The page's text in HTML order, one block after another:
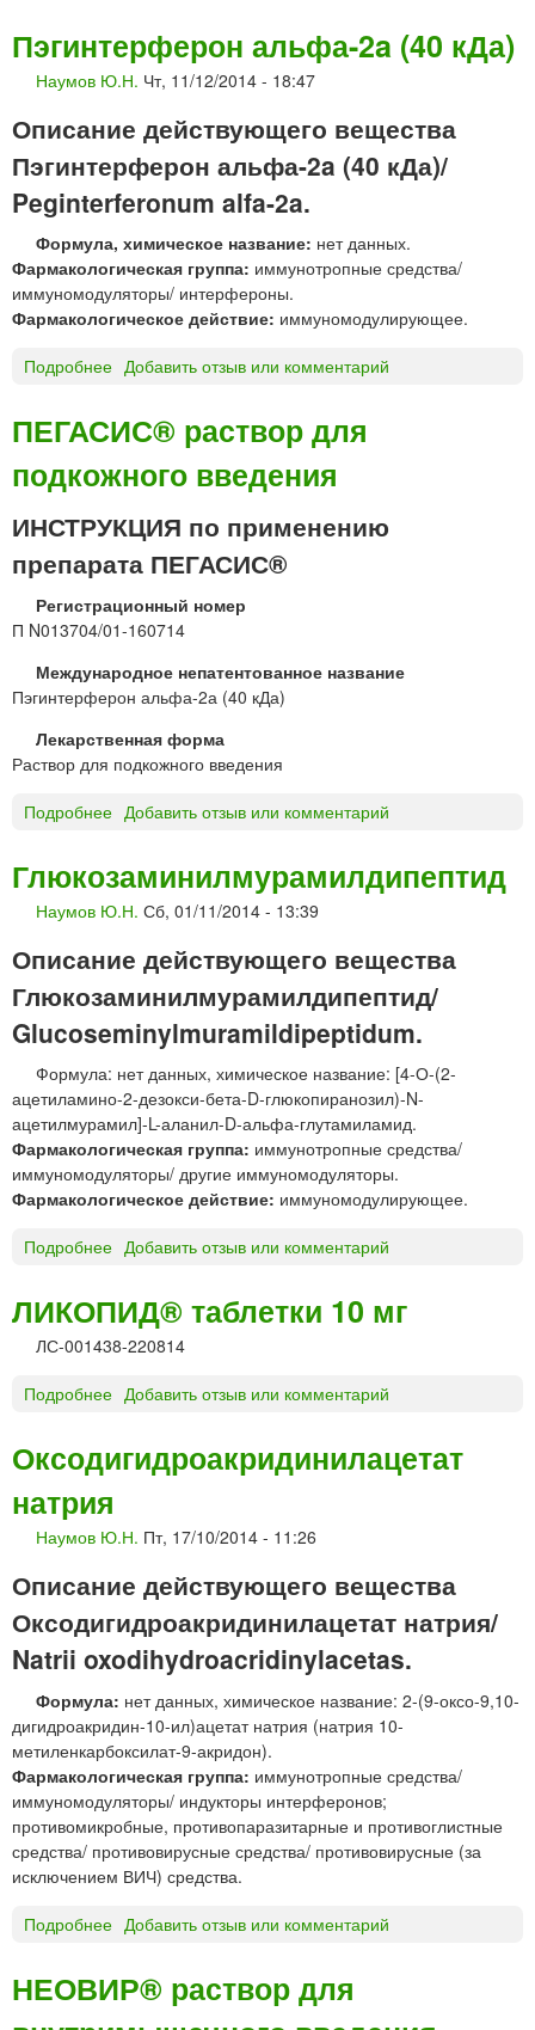
Пэгинтерферон альфа-2a (40 кДа)
Наумов Ю.Н. Чт, 11/12/2014 - 18:47
Описание действующего вещества
Пэгинтерферон альфа-2a (40 кДа)/
Peginterferonum alfa-2a.
Формула, химическое название: нет данных.
Фармакологическая группа: иммунотропные средства/
иммуномодуляторы/ интерфероны.
Фармакологическое действие: иммуномодулирующее.
Подробнее
э
г
и
н
т
е
р
е
р
о
н
л
ь
2
a
(
0
к
а
Добавить отзыв или комментарий
ПЕГАСИС® раствор для
подкожного введения
ИНСТРУКЦИЯ по применению
препарата ПЕГАСИС®
Регистрационный номер
П N013704/01-160714
Международное непатентованное название
Пэгинтерферон альфа-2а (40 кДа)
Лекарственная форма
Раствор для подкожного введения
Подробнее
Г
А
И
®
р
с
т
в
о
р
д
д
о
в
е
д
е
н
я
Добавить отзыв или комментарий
Глюкозаминилмурамилдипептид
Наумов Ю.Н. Сб, 01/11/2014 - 13:39
Описание действующего вещества
Глюкозаминилмурамилдипептид/
Glucoseminylmuramildipeptidum.
Формула: нет данных, химическое название: [4-О-(2-
ацетиламино-2-дезокси-бета-D-глюкопиранозил)-N-
ацетилмурамил]-L-аланил-D-альфа-глутамиламид.
Фармакологическая группа: иммунотропные средства/
иммуномодуляторы/ другие иммуномодуляторы.
Фармакологическое действие: иммуномодулирующее.
Подробнее
л
ю
к
м
и
л
у
р
м
и
л
д
и
п
е
п
т
Добавить отзыв или комментарий
ЛИКОПИД® таблетки 10 мг
ЛС-001438-220814
Подробнее
К
И
®
т
б
л
е
т
к
и
1
0
м
Добавить отзыв или комментарий
Оксодигидроакридинилацетат
натрия
Наумов Ю.Н. Пт, 17/10/2014 - 11:26
Описание действующего вещества
Оксодигидроакридинилацетат натрия/
Natrii oxodihydroacridinylacetas.
Формула: нет данных, химическое название: 2-(9-оксо-9,10-
дигидроакридин-10-ил)ацетат натрия (натрия 10-
метиленкарбоксилат-9-акридон).
Фармакологическая группа: иммунотропные средства/
иммуномодуляторы/ индукторы интерферонов;
противомикробные, противопаразитарные и противоглистные
средства/ противовирусные средства/ противовирусные (за
исключением ВИЧ) средства.
Подробнее
с
о
Добавить отзыв или комментарий
НЕОВИР® раствор для